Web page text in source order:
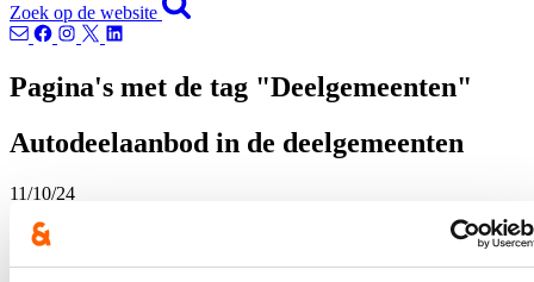
Zoek op de website
Pagina's met de tag "Deelgemeenten"
Autodeelaanbod in de deelgemeenten
11/10/24
In februari 2023 keurde de gemeenteraad een nieuw
subsidiereglement goed voor een proefproject ter introductie van